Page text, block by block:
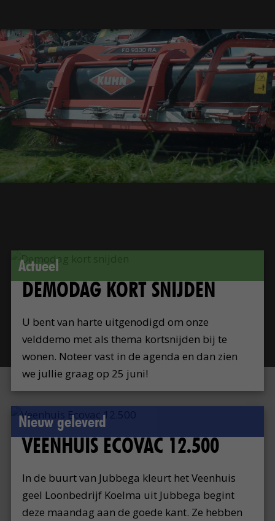
Actueel
DEMODAG KORT SNIJDEN
U bent van harte uitgenodigd om onze
velddemo met als thema kortsnijden bij te
wonen. Noteer vast in de agenda en dan zien
we jullie graag op 25 juni!
Nieuw geleverd
VEENHUIS ECOVAC 12.500
In de buurt van Jubbega kleurt het Veenhuis
geel Loonbedrijf Koelma uit Jubbega begint
deze maandag aan de goede kant. Ze hebben